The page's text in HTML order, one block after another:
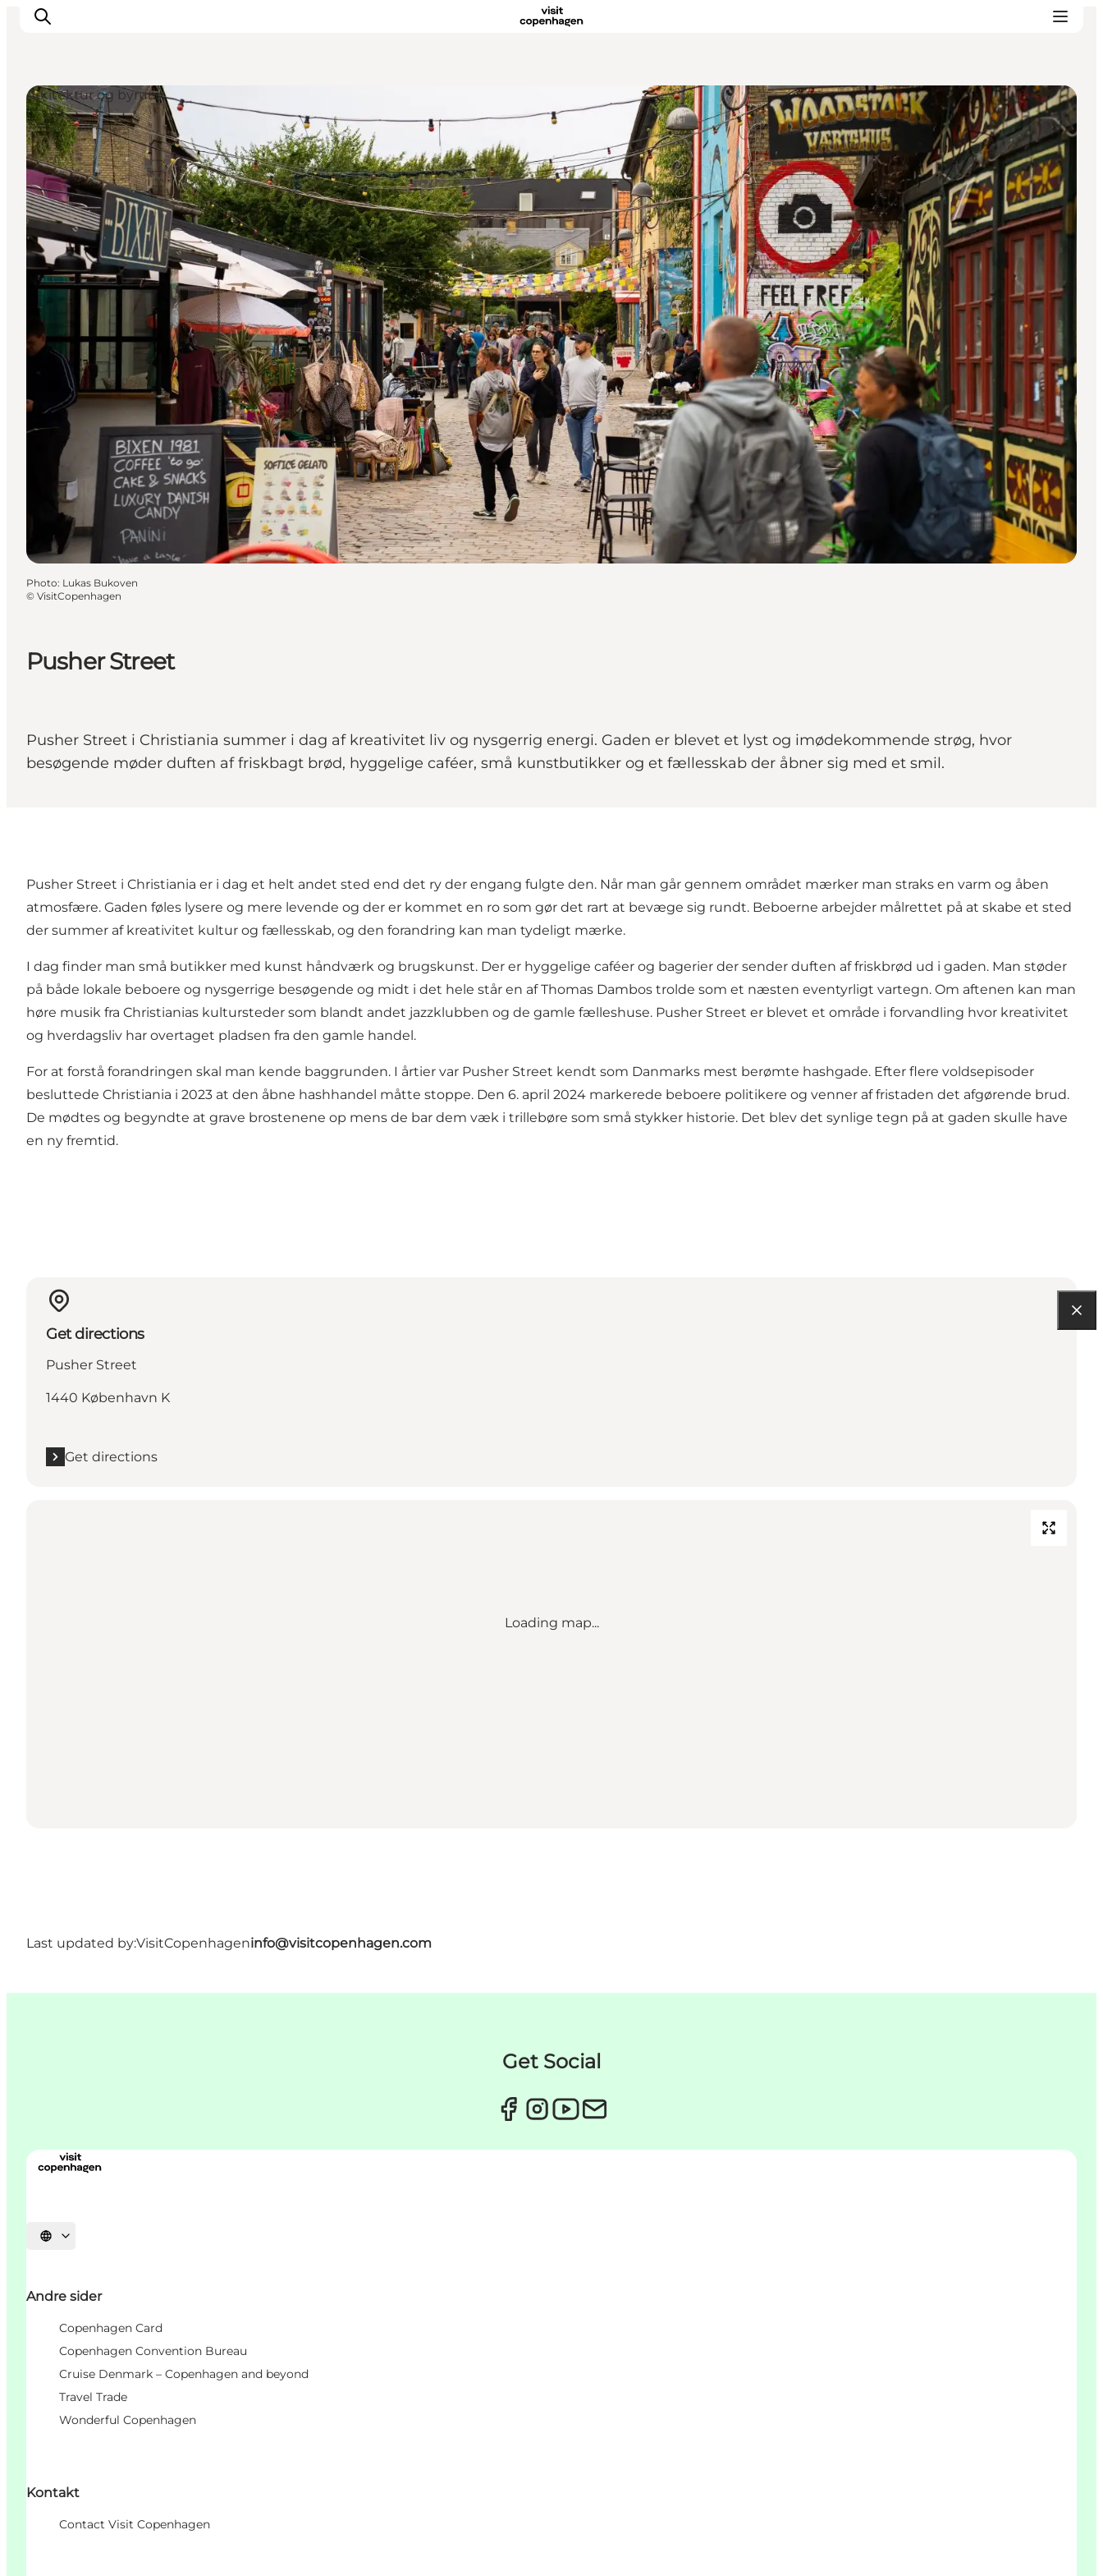
Aktiviteter
Mat och dryck
Planera din resa
Pusher Street
Pusher Street i Christiania summer i dag af kreativitet liv og nysgerrig energi. Gaden er blevet et lyst og imødekommende strøg, hvor
besøgende møder duften af friskbagt brød, hyggelige caféer, små kunstbutikker og et fællesskab der åbner sig med et smil.
Arkitektur og byrum
Photo: Lukas Bukoven
© VisitCopenhagen
Pusher Street i Christiania er i dag et helt andet sted end det ry der engang fulgte den. Når man går gennem området mærker man straks en varm og åben
atmosfære. Gaden føles lysere og mere levende og der er kommet en ro som gør det rart at bevæge sig rundt. Beboerne arbejder målrettet på at skabe et sted
der summer af kreativitet kultur og fællesskab, og den forandring kan man tydeligt mærke.
I dag finder man små butikker med kunst håndværk og brugskunst. Der er hyggelige caféer og bagerier der sender duften af friskbrød ud i gaden. Man støder
på både lokale beboere og nysgerrige besøgende og midt i det hele står en af Thomas Dambos trolde som et næsten eventyrligt vartegn. Om aftenen kan man
høre musik fra Christianias kultursteder som blandt andet jazzklubben og de gamle fælleshuse. Pusher Street er blevet et område i forvandling hvor kreativitet
og hverdagsliv har overtaget pladsen fra den gamle handel.
For at forstå forandringen skal man kende baggrunden. I årtier var Pusher Street kendt som Danmarks mest berømte hashgade. Efter flere voldsepisoder
besluttede Christiania i 2023 at den åbne hashhandel måtte stoppe. Den 6. april 2024 markerede beboere politikere og venner af fristaden det afgørende brud.
De mødtes og begyndte at grave brostenene op mens de bar dem væk i trillebøre som små stykker historie. Det blev det synlige tegn på at gaden skulle have
en ny fremtid.
Get directions
Pusher Street
1440 København K
Get directions
Loading map...
Last updated by:VisitCopenhageninfo@visitcopenhagen.com
Get Social
Select language
Andre sider
Copenhagen Card
Copenhagen Convention Bureau
Cruise Denmark – Copenhagen and beyond
Travel Trade
Wonderful Copenhagen
Kontakt
Contact Visit Copenhagen